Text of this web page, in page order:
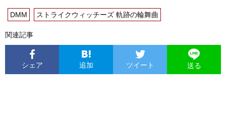
DMM ストライクウィッチーズ 軌跡の輪舞曲
関連記事
シェア 追加 ツイート 送る